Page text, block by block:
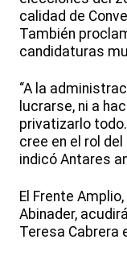
calidad de
También
candidaturas
“A la
lucrarse, ni a
privatizarlo
cree en el rol
indicó Antares
El Frente
Abinader,
Teresa Cabrera